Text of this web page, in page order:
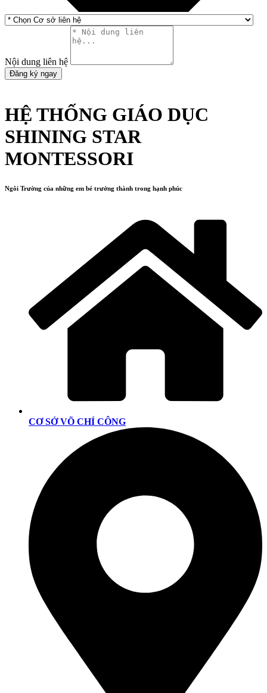
Nội dung liên hệ
Đăng ký ngay
HỆ THỐNG GIÁO DỤC
SHINING STAR
MONTESSORI
Ngôi Trường của những em bé trưởng thành trong hạnh phúc
CƠ SỞ VÕ CHÍ CÔNG